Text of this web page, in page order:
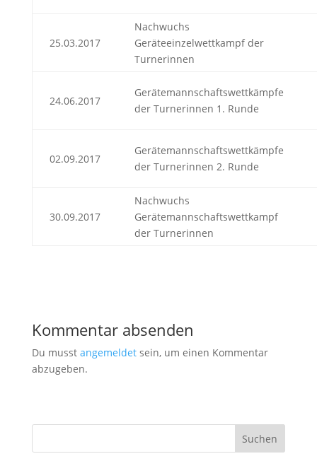
25.03.2017
Nachwuchs
Geräteeinzelwettkampf der
Turnerinnen
24.06.2017
Gerätemannschaftswettkämpfe
der Turnerinnen 1. Runde
02.09.2017
Gerätemannschaftswettkämpfe
der Turnerinnen 2. Runde
30.09.2017
Nachwuchs
Gerätemannschaftswettkampf
der Turnerinnen
Kommentar absenden
Du musst angemeldetsein, um einen Kommentar
abzugeben.